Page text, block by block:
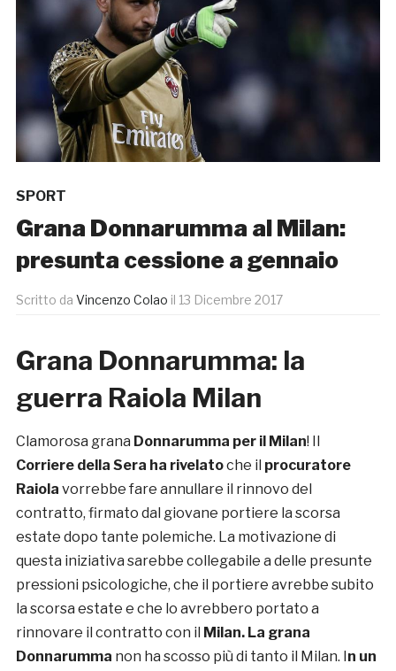
SPORT
Grana Donnarumma al Milan:
presunta cessione a gennaio
Scritto da Vincenzo Colao il 13 Dicembre 2017
Grana Donnarumma: la
guerra Raiola Milan
Clamorosa grana Donnarumma per il Milan! Il
Corriere della Sera ha rivelatoche il procuratore
Raiola vorrebbe fare annullare il rinnovo del
contratto, firmato dal giovane portiere la scorsa
estate dopo tante polemiche. La motivazione di
questa iniziativa sarebbe collegabile a delle presunte
pressioni psicologiche, che il portiere avrebbe subito
la scorsa estate e che lo avrebbero portato a
rinnovare il contratto con il Milan. La grana
Donnarumma non ha scosso più di tanto il Milan. I n un